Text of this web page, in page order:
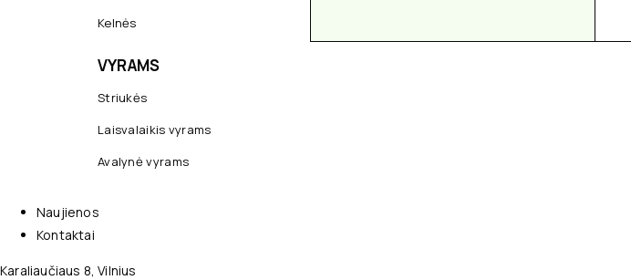
Kelnės
VYRAMS
Striukės
Laisvalaikis vyrams
Avalynė vyrams
Naujienos
Kontaktai
Karaliaučiaus 8, Vilnius